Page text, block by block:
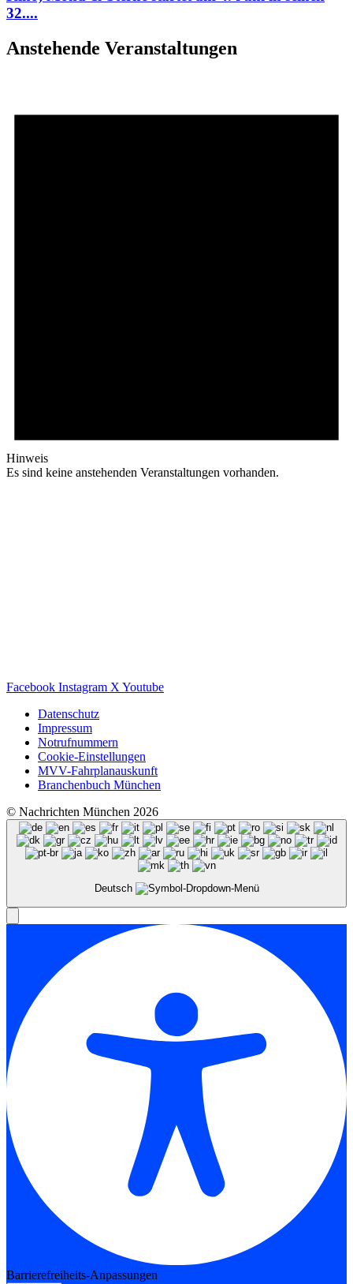
32....
Anstehende Veranstaltungen
Hinweis
Es sind keine anstehenden Veranstaltungen vorhanden.
Facebook Instagram X Youtube
Datenschutz
Impressum
Notrufnummern
Cookie-Einstellungen
MVV-Fahrplanauskunft
Branchenbuch München
© Nachrichten München 2026
Deutsch
Barrierefreiheits-Anpassungen